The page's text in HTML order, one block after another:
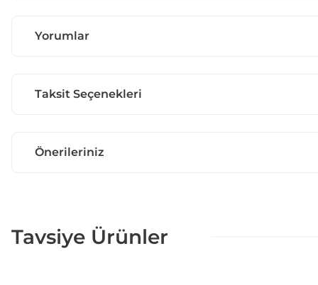
Yorumlar
Taksit Seçenekleri
Önerileriniz
Tavsiye Ürünler